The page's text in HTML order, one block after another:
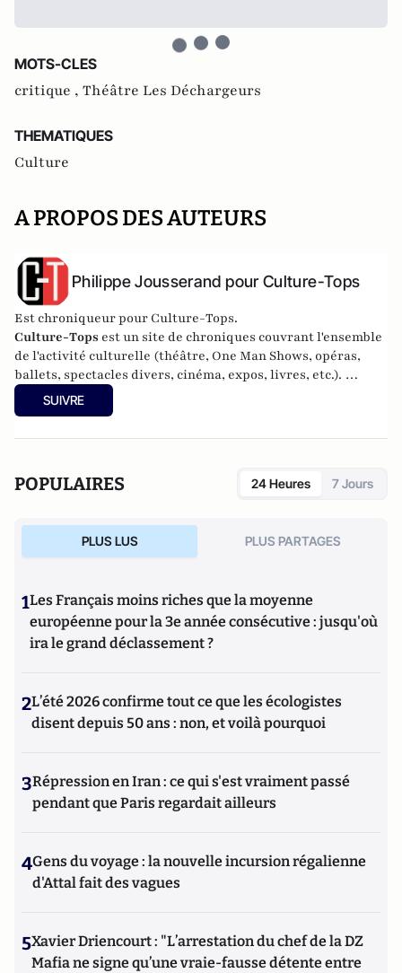
MOTS-CLES
critique , Théâtre Les Déchargeurs
THEMATIQUES
Culture
A PROPOS DES AUTEURS
Philippe Jousserand pour Culture-Tops
Est chroniqueur pour Culture-Tops.
Culture-Tops est un site de chroniques couvrant l'ensemble
de l'activité culturelle (théâtre, One Man Shows, opéras,
ballets, spectacles divers, cinéma, expos, livres, etc.).
Culture-Tops a été créé en novembre 2013 par Jacques
Paugam , journaliste et écrivain, et son fils, Gabriel
SUIVRE
POPULAIRES 24 Heures 7 Jours
PLUS LUS PLUS PARTAGES
1Les Français moins riches que la moyenne
européenne pour la 3e année consécutive : jusqu'où
ira le grand déclassement ?
2L’été 2026 confirme tout ce que les écologistes
disent depuis 50 ans : non, et voilà pourquoi
3Répression en Iran : ce qui s'est vraiment passé
pendant que Paris regardait ailleurs
4Gens du voyage : la nouvelle incursion régalienne
d'Attal fait des vagues
5Xavier Driencourt : "L’arrestation du chef de la DZ
Mafia ne signe qu’une vraie-fausse détente entre